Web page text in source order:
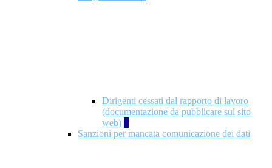
Dirigenti cessati dal rapporto di lavoro
(documentazione da pubblicare sul sito
web) 1
Sanzioni per mancata comunicazione dei dati